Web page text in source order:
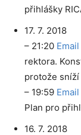
přihlášky
17. 7. 2018
– 21:20
rektora.
protože
– 19:59
Plan pro
16. 7. 2018